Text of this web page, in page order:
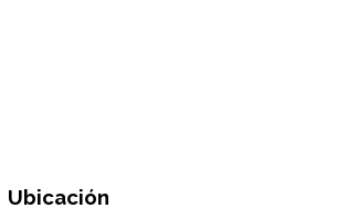
Ubicación